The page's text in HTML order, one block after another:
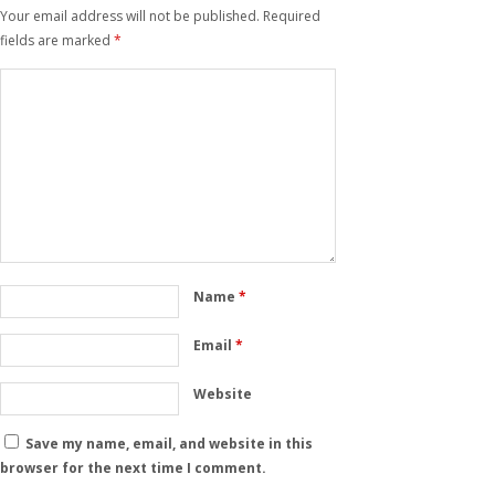
Your email address will not be published. Required
fields are marked *
Name*
Email*
Website
Save my name, email, and website in this
browser for the next time I comment.